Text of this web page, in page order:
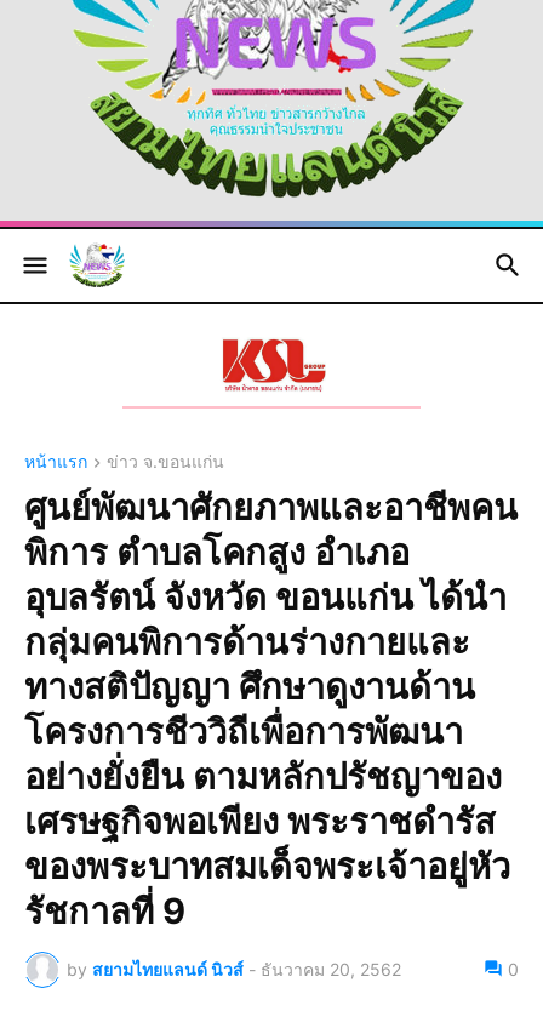
หน้าแรก ข่าว จ.ขอนแก่น
ศูนย์พัฒนาศักยภาพและอาชีพคน
พิการ ตำบลโคกสูง อำเภอ
อุบลรัตน์ จังหวัด ขอนแก่น ได้นำ
กลุ่มคนพิการด้านร่างกายและ
ทางสติปัญญา ศึกษาดูงานด้าน
โครงการชีววิถีเพื่อการพัฒนา
อย่างยั่งยืน ตามหลักปรัชญาของ
เศรษฐกิจพอเพียง พระราชดำรัส
ของพระบาทสมเด็จพระเจ้าอยู่หัว
รัชกาลที่ 9
by สยามไทยแลนด์ นิวส์ - ธันวาคม 20, 2562 0